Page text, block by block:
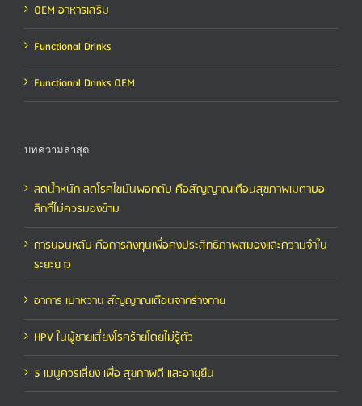
OEM อาหารเสริม
Functional Drinks
Functional Drinks OEM
บทความล่าสุด
ลดน้ำหนัก ลดโรคไขมันพอกตับ คือสัญญาณเตือนสุขภาพเมตาบอ
ลิกที่ไม่ควรมองข้าม
การนอนหลับ คือการลงทุนเพื่อคงประสิทธิภาพสมองและความจำใน
ระยะยาว
อาการ เบาหวาน สัญญาณเตือนจากร่างกาย
HPV ในผู้ชายเสี่ยงโรคร้ายโดยไม่รู้ตัว
5 เมนูควรเลี่ยง เพื่อ สุขภาพดี และอายุยืน